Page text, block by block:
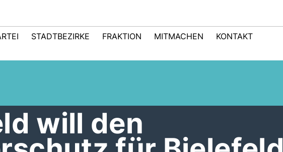
STADTBEZIRKE FRAKTION MITMACHEN KONTAKT
will den